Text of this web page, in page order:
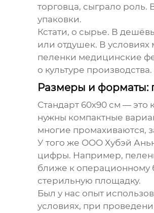
торговца, сыграло роль.
упаковки.
Кстати, о сырье. В
или отдушек. В условиях
пеленки медицинские
о культуре производства.
Размеры и форматы:
Стандарт 60х90 см —
нужны компактные
многие промахиваются,
У того же ООО Хубэй
цифры. Например,
ближе к операционному
стерильную площадку.
Был у нас опыт
условиях, при